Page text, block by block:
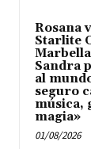
Rosana
Starlite
Sandra
al
seguro
música,
magia»
01/08/2026